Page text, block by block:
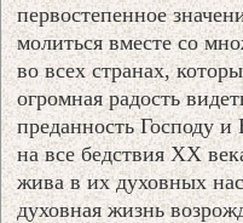
первостепенное
молиться вместе со
во всех странах,
огромная радость
преданность Господу
на все бедствия ХХ
жива в их духовных
духовная жизнь